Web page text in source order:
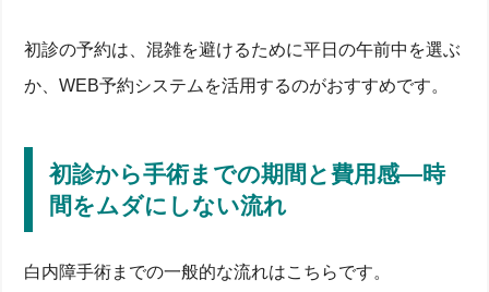
初診の予約は、混雑を避けるために平日の午前中を選ぶ
か、WEB予約システムを活用するのがおすすめです。
初診から手術までの期間と費用感―時
間をムダにしない流れ
白内障手術までの一般的な流れはこちらです。